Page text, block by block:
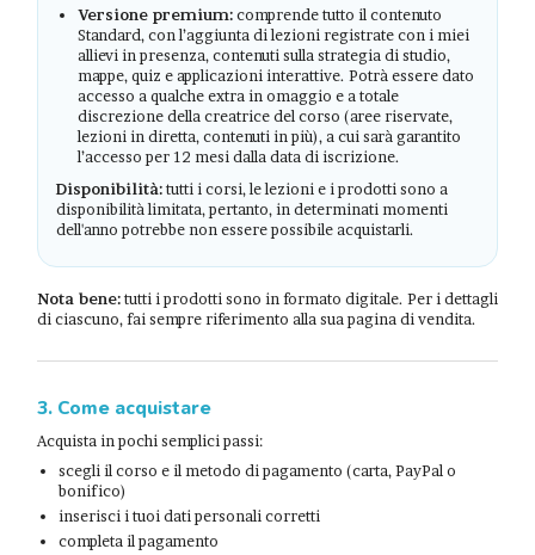
Versione premium: comprende tutto il contenuto
Standard, con l’aggiunta di lezioni registrate con i miei
allievi in presenza, contenuti sulla strategia di studio,
mappe, quiz e applicazioni interattive. Potrà essere dato
accesso a qualche extra in omaggio e a totale
discrezione della creatrice del corso (aree riservate,
lezioni in diretta, contenuti in più), a cui sarà garantito
l’accesso per 12 mesi dalla data di iscrizione.
Disponibilità: tutti i corsi, le lezioni e i prodotti sono a
disponibilità limitata, pertanto, in determinati momenti
dell'anno potrebbe non essere possibile acquistarli.
Nota bene: tutti i prodotti sono in formato digitale. Per i dettagli
di ciascuno, fai sempre riferimento alla sua pagina di vendita.
3. Come acquistare
Acquista in pochi semplici passi:
scegli il corso e il metodo di pagamento (carta, PayPal o
bonifico)
inserisci i tuoi dati personali corretti
completa il pagamento